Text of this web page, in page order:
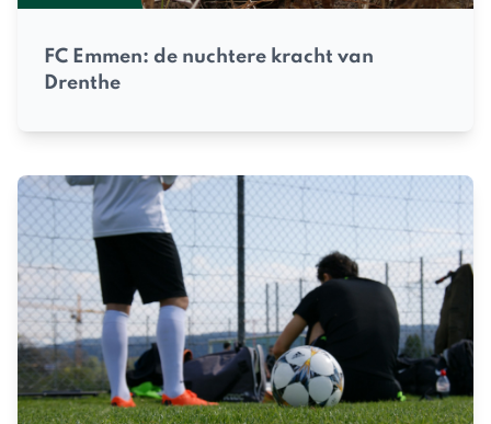
FC Emmen: de nuchtere kracht van
Drenthe